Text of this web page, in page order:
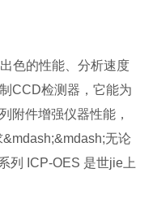
色的性能、分析速度
CCD检测器，它能为
附件增强仪器性能，
无论
列 ICP-OES 是世jie上